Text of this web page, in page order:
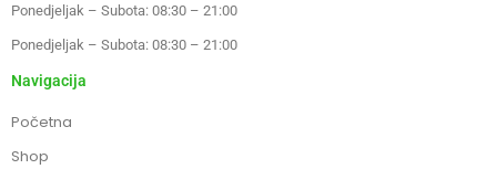
Ponedjeljak – Subota: 08:30 – 21:00
Ponedjeljak – Subota: 08:30 – 21:00
Navigacija
Početna
Shop